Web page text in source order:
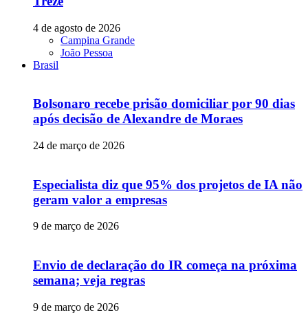
4 de agosto de 2026
Campina Grande
João Pessoa
Brasil
Bolsonaro recebe prisão domiciliar por 90 dias
após decisão de Alexandre de Moraes
24 de março de 2026
Especialista diz que 95% dos projetos de IA não
geram valor a empresas
9 de março de 2026
Envio de declaração do IR começa na próxima
semana; veja regras
9 de março de 2026